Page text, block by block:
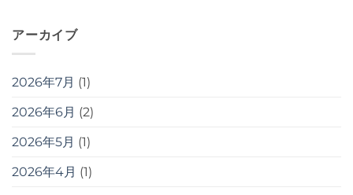
アーカイブ
2026年7月 (1)
2026年6月 (2)
2026年5月 (1)
2026年4月 (1)